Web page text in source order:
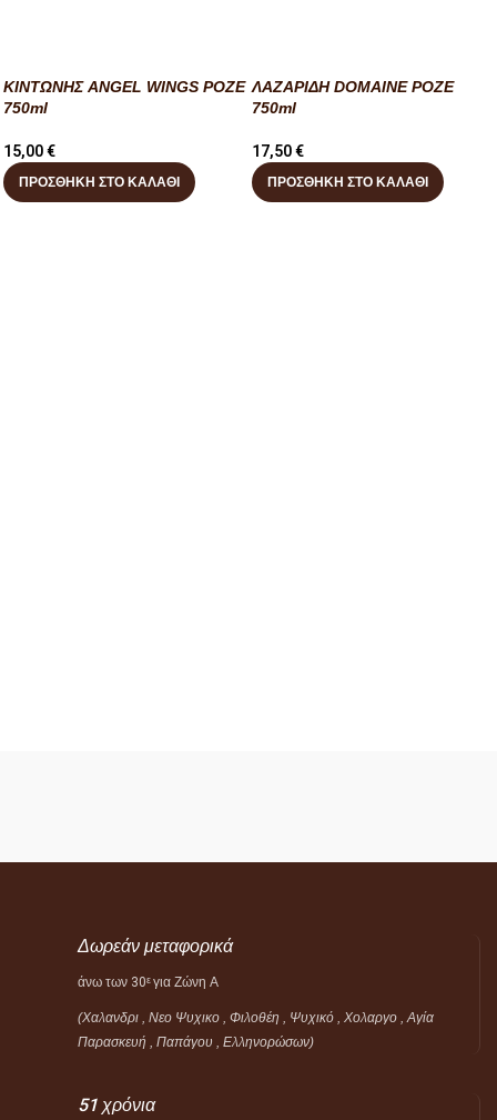
ΚΙΝΤΩΝΗΣ ANGEL WINGS ΡΟΖΕ
750ml
15,00€
ΠΡΟΣΘΉΚΗ ΣΤΟ ΚΑΛΆΘΙ
ΛΑΖΑΡΙΔΗ DOMAINE ΡΟΖΕ
750ml
17,50€
ΠΡΟΣΘΉΚΗ ΣΤΟ ΚΑΛΆΘΙ
Δωρεάν μεταφορικά
άνω των 30ε για Ζώνη Α
(Χαλανδρι , Νεο Ψυχικο , Φιλοθέη , Ψυχικό ,
Χολαργο , Αγία
Παρασκευή , Παπάγου , Ελληνορώσων)
51 χρόνια